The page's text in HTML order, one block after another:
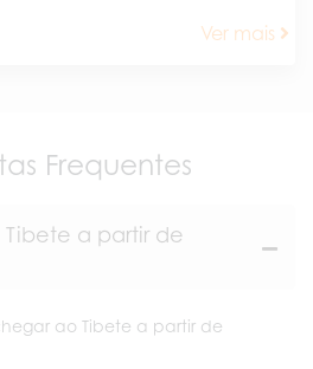
Ver mais
Frequentes
a partir de
ao Tibete a partir de